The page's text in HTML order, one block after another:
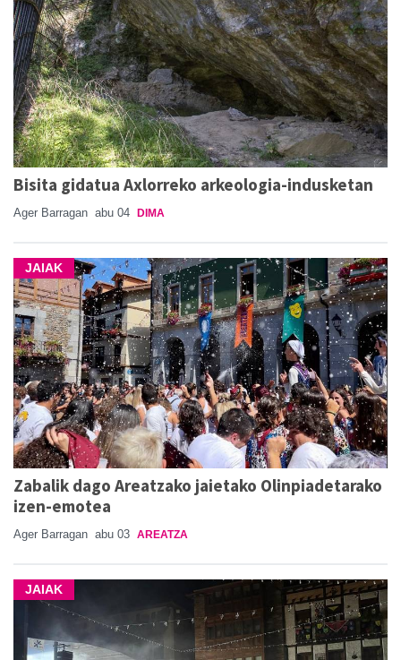
Bisita gidatua Axlorreko arkeologia-indusketan
Ager Barragan abu 04 DIMA
JAIAK
Zabalik dago Areatzako jaietako Olinpiadetarako
izen-emotea
Ager Barragan abu 03 AREATZA
JAIAK